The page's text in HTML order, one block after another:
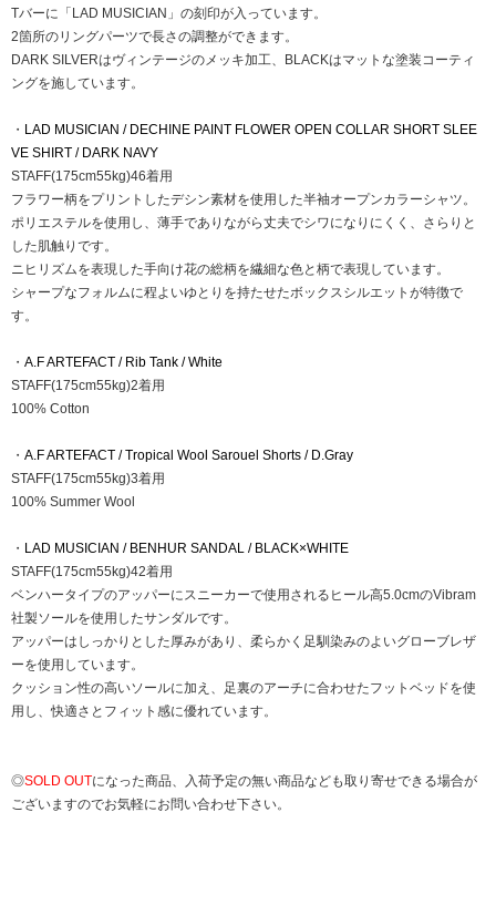
Tバーに「LAD MUSICIAN」の刻印が入っています。
2箇所のリングパーツで長さの調整ができます。
DARK SILVERはヴィンテージのメッキ加工、BLACKはマットな塗装コーティ
ングを施しています。
・ LAD MUSICIAN / DECHINE PAINT FLOWER OPEN COLLAR SHORT SLEE
VE SHIRT / DARK NAVY
STAFF(175cm55kg)46着用
フラワー柄をプリントしたデシン素材を使用した半袖オープンカラーシャツ。
ポリエステルを使用し、薄手でありながら丈夫でシワになりにくく、さらりと
した肌触りです。
ニヒリズムを表現した手向け花の総柄を繊細な色と柄で表現しています。
シャープなフォルムに程よいゆとりを持たせたボックスシルエットが特徴で
す。
・ A.F ARTEFACT / Rib Tank / White
STAFF(175cm55kg)2着用
100% Cotton
・ A.F ARTEFACT / Tropical Wool Sarouel Shorts / D.Gray
STAFF(175cm55kg)3着用
100% Summer Wool
・ LAD MUSICIAN / BENHUR SANDAL / BLACK×WHITE
STAFF(175cm55kg)42着用
ベンハータイプのアッパーにスニーカーで使用されるヒール高5.0cmのVibram
社製ソールを使用したサンダルです。
アッパーはしっかりとした厚みがあり、柔らかく足馴染みのよいグローブレザ
ーを使用しています。
クッション性の高いソールに加え、足裏のアーチに合わせたフットベッドを使
用し、快適さとフィット感に優れています。
◎SOLD OUTになった商品、入荷予定の無い商品なども取り寄せできる場合が
ございますのでお気軽にお問い合わせ下さい。